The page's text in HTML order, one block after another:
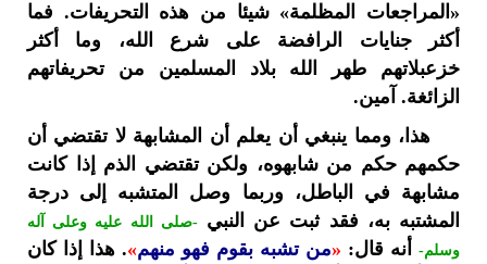
«المراجعات المظلمة» شيئا من هذه التحريفات. فما
أكثر جنايات الرافضة على شرع الله، وما أكثر
خزعبلاتهم طهر الله بلاد المسلمين من تحريفاتهم
الزائغة. آمين.
هذا، ومما ينبغي أن يعلم أن المشابهة لا تقتضي أن
حكمهم حكم من شابهوه، ولكن تقتضي الذم إذا كانت
مشابهة في الباطل، وربما وصل المتشبه إلى درجة
المشتبه به، فقد ثبت عن النبي-صلى الله عليه وعلى آله
وسلم-
أنه قال: «من تشبه بقوم فهو منهم». هذا إذا كان